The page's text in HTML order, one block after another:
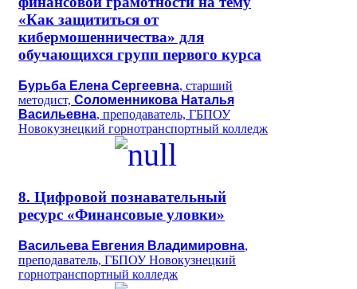
«Как защититься от
кибермошенничества» для
обучающихся групп первого курса
Бурьба Елена Сергеевна, старший
методист, Соломенникова Наталья
Васильевна, преподаватель, ГБПОУ
Новокузнецкий горнотранспортный колледж
8. Цифровой познавательный
ресурс «Финансовые уловки»
Васильева Евгения Владимировна,
преподаватель, ГБПОУ Новокузнецкий
горнотранспортный колледж